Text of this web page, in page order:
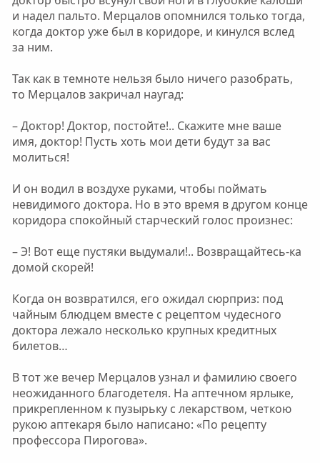
и надел пальто. Мерцалов опомнился только тогда,
когда доктор уже был в коридоре, и кинулся вслед
за ним.
Так как в темноте нельзя было ничего разобрать,
то Мерцалов закричал наугад:
– Доктор! Доктор, постойте!.. Скажите мне ваше
имя, доктор! Пусть хоть мои дети будут за вас
молиться!
И он водил в воздухе руками, чтобы поймать
невидимого доктора. Но в это время в другом конце
коридора спокойный старческий голос произнес:
– Э! Вот еще пустяки выдумали!.. Возвращайтесь-ка
домой скорей!
Когда он возвратился, его ожидал сюрприз: под
чайным блюдцем вместе с рецептом чудесного
доктора лежало несколько крупных кредитных
билетов…
В тот же вечер Мерцалов узнал и фамилию своего
неожиданного благодетеля. На аптечном ярлыке,
прикрепленном к пузырьку с лекарством, четкою
рукою аптекаря было написано: «По рецепту
профессора Пирогова».